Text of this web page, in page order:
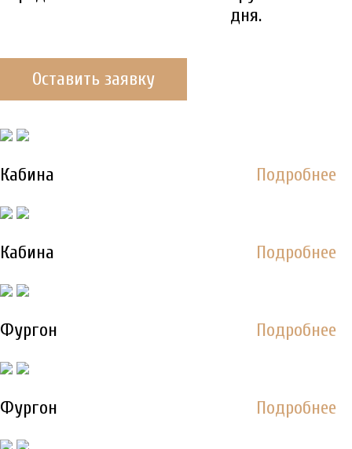
Оставить заявку
дня.
ДО/ПОСЛЕ
Кабина Подробнее
Кабина Подробнее
Фургон Подробнее
Фургон Подробнее